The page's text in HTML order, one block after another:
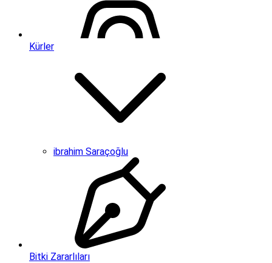
Kürler
ibrahim Saraçoğlu
Bitki Zararlıları